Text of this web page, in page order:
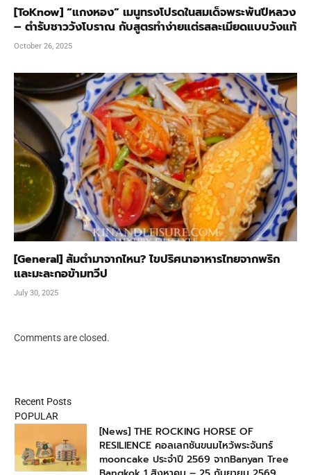
[ToKnow] “แกงหอง” เมนูทรงโปรดในสมเด็จพระพันปีหลวง
– ตำรับชาววังโบราณ กับสูตรทำง่ายแต่รสละเมียดแบบวังแท้
October 26, 2025
[General] ส้มตำมาจากไหน? ไขปริศนาอาหารไทยจากพริก
และมะละกอข้ามทวีป
July 30, 2025
Comments are closed.
Recent Posts
POPULAR
[News] THE ROCKING HORSE OF
RESILIENCE คอลเลกชันขนมไหว้พระจันทร์
mooncake ประจำปี 2569 จากBanyan Tree